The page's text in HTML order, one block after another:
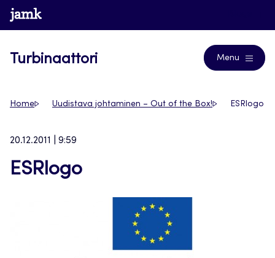
Siirry
suoraan
www.jamk.fi
Turbinaattori Menu
Home Uudistava johtaminen – Out of the Box! ESRlogo
20.12.2011 | 9:59
ESRlogo